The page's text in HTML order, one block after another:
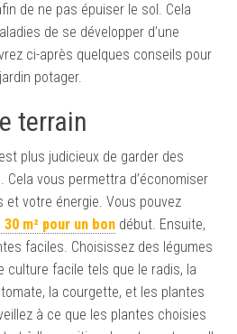
de ne pas épuiser le sol. Cela
de se développer d’une
ci-après quelques conseils pour
potager.
terrain
plus judicieux de garder des
vous permettra d’économiser
et votre énergie. Vous pouvez
m² pour un bon début. Ensuite,
faciles. Choisissez des légumes
culture facile tels que le radis, la
la courgette, et les plantes
à ce que les plantes choisies